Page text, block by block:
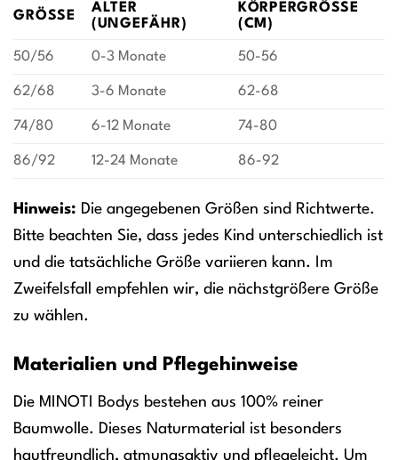
GRÖSSE
ALTER
(UNGEFÄHR)
KÖRPERGRÖSSE (
CM)
50/56 0-3 Monate 50-56
62/68 3-6 Monate 62-68
74/80 6-12 Monate 74-80
86/92 12-24 Monate 86-92
Hinweis: Die angegebenen Größen sind Richtwerte.
Bitte beachten Sie, dass jedes Kind unterschiedlich ist
und die tatsächliche Größe variieren kann. Im
Zweifelsfall empfehlen wir, die nächstgrößere Größe
zu wählen.
Materialien und Pflegehinweise
Die MINOTI Bodys bestehen aus 100% reiner
Baumwolle. Dieses Naturmaterial ist besonders
hautfreundlich, atmungsaktiv und pflegeleicht. Um